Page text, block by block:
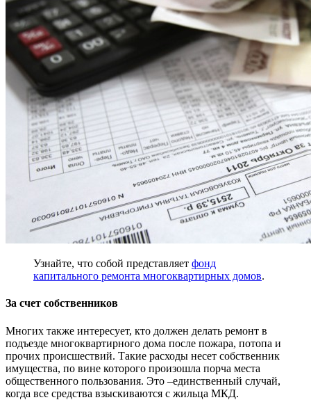
Узнайте, что собой представляет фонд
капитального ремонта многоквартирных домов.
За счет собственников
Многих также интересует, кто должен делать ремонт в
подъезде многоквартирного дома после пожара, потопа и
прочих происшествий. Такие расходы несет собственник
имущества, по вине которого произошла порча места
общественного пользования. Это –единственный случай,
когда все средства взыскиваются с жильца МКД.